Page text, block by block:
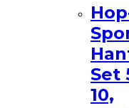
Set
10,